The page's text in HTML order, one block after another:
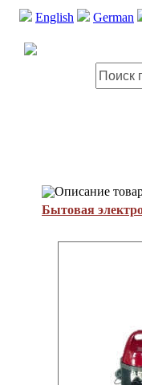
English German
Описание
Бытовая